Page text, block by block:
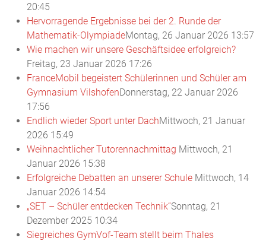
20:45
Hervorragende Ergebnisse bei der 2. Runde der
Mathematik-OlympiadeMontag, 26 Januar 2026 13:57
Wie machen wir unsere Geschäftsidee erfolgreich?
Freitag, 23 Januar 2026 17:26
FranceMobil begeistert Schülerinnen und Schüler am
Gymnasium VilshofenDonnerstag, 22 Januar 2026
17:56
Endlich wieder Sport unter DachMittwoch, 21 Januar
2026 15:49
Weihnachtlicher Tutorennachmittag Mittwoch, 21
Januar 2026 15:38
Erfolgreiche Debatten an unserer Schule Mittwoch, 14
Januar 2026 14:54
„SET – Schüler entdecken Technik“Sonntag, 21
Dezember 2025 10:34
Siegreiches GymVof-Team stellt beim Thales